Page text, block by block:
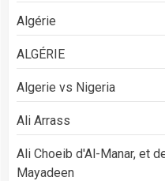
Algérie
ALGÉRIE
Algerie vs Nigeria
Ali Arrass
Ali Choeib d'Al-Manar, et
Mayadeen